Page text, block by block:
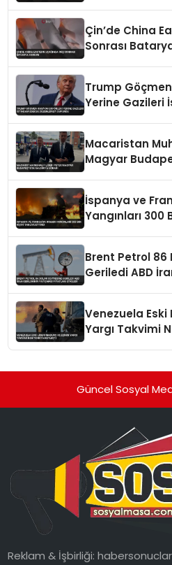
Çin’de China
Sonrası
Trump
Yerine Gazileri
Macaristan
Magyar
İspanya ve
Yangınları 300
Brent Petrol 86
Geriledi ABD
Venezuela Eski
Yargı Takvimi
Güncel Sosyal
Reklam & İşbirliği: